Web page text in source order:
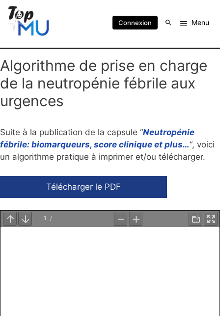
Connexion Menu
Algorithme de prise en charge
de la neutropénie fébrile aux
urgences
Suite à la publication de la capsule “Neutropénie
fébrile: biomarqueurs, score clinique et plus…“, voici
un algorithme pratique à imprimer et/ou télécharger.
Télécharger le PDF